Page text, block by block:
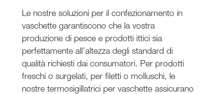
Le nostre soluzioni per il confezionamento in
vaschette garantiscono che la vostra
produzione di pesce e prodotti ittici sia
perfettamente all’altezza degli standard di
qualità richiesti dai consumatori. Per prodotti
freschi o surgelati, per filetti o molluschi, le
nostre termosigillatrici per vaschette assicurano